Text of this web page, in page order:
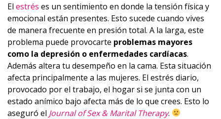
El estrés es un sentimiento en donde la tensión física y
emocional están presentes. Esto sucede cuando vives
de manera frecuente en presión total. A la larga, este
problema puede provocarte problemas mayores
como la depresión o enfermedades cardíacas.
Además altera tu desempeño en la cama. Esta situación
afecta principalmente a las mujeres. El estrés diario,
provocado por el trabajo, el hogar si se junta con un
estado anímico bajo afecta más de lo que crees. Esto lo
aseguró el Journal of Sex & Marital Therapy.